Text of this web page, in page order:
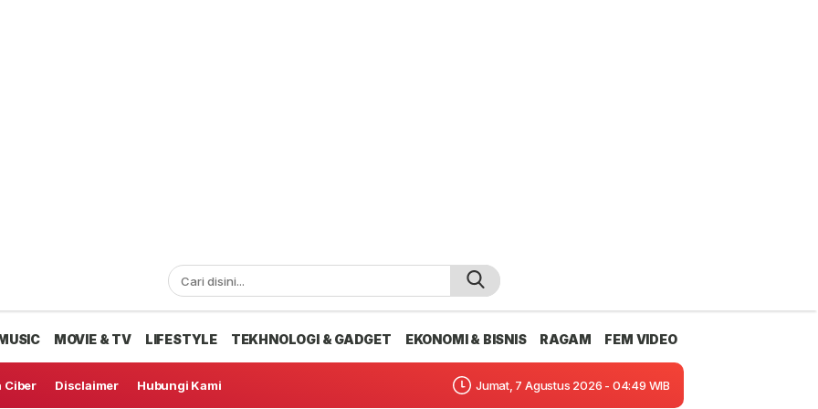
MOVIE & TV LIFESTYLE TEKHNOLOGI & GADGET EKONOMI & BISNIS RAGAM FEM VIDEO
Ciber Disclaimer Hubungi Kami Jumat, 7 Agustus 2026 - 04:49 WIB